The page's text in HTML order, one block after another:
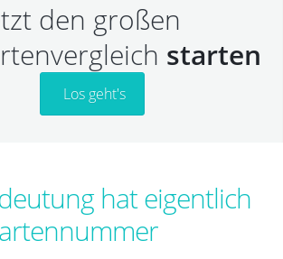
den großen
starten
Los geht's
hat eigentlich